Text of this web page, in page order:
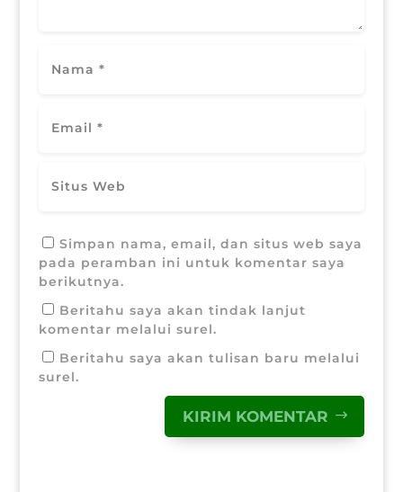
Simpan nama, email, dan situs web saya
pada peramban ini untuk komentar saya
berikutnya.
Beritahu saya akan tindak lanjut
komentar melalui surel.
Beritahu saya akan tulisan baru melalui
surel.
KIRIM KOMENTAR